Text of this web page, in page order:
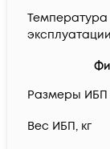
Температура
Размеры ИБП
Вес ИБП, кг